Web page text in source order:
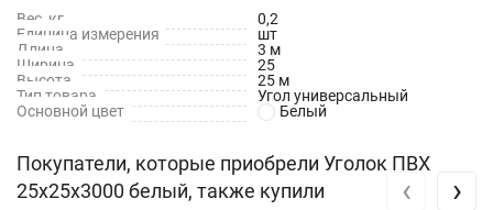
Гвоздики без шляпок
Герметик
Жидкие гвозди
Производитель Россия
Цвет Белый
Вес, кг
0,2
Единица измерения
шт
Длина
3 м
Ширина
25
Высота
25 м
Тип товара
Угол универсальный
Основной цвет
Белый
Покупатели, которые приобрели Уголок ПВХ
25х25х3000 белый, также купили
‹ ›